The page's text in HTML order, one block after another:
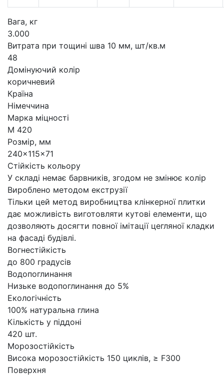
Вага, кг
3.000
Витрата при тощині шва 10 мм, шт/кв.м
48
Домінуючий колір
коричневий
Країна
Німеччина
Марка міцності
М 420
Розмір, мм
240x115x71
Стійкість кольору
У складі немає барвників, згодом не змінює колір
Вироблено методом екструзії
Тільки цей метод виробництва клінкерної плитки
дає можливість виготовляти кутові елементи, що
дозволяють досягти повної імітації цегляної кладки
на фасаді будівлі.
Вогнестійкість
до 800 градусів
Водопоглинання
Низьке водопоглинання до 5%
Екологічність
100% натуральна глина
Кількість у піддоні
420 шт.
Морозостійкість
Висока морозостійкість 150 циклів, ≥ F300
Поверхня